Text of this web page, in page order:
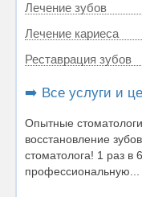
Лечение зубов
Лечение кариеса
Реставрация зубов
➡️ Все услуги и
Опытные
восстановление
стоматолога! 1 раз в
профессиональную...